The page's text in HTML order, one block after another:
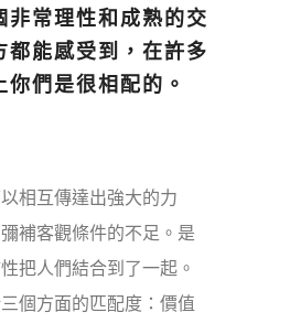
非常理性和成熟的交
都能感受到，在許多
們是很相配的。
相互傳達出強大的力
補客觀條件的不足。是
把人們結合到了一起。
個方面的匹配度：價值